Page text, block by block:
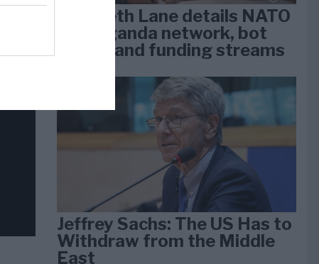
Elizabeth Lane details NATO
propaganda network, bot
farms, and funding streams
Jeffrey Sachs: The US Has to
Withdraw from the Middle
East